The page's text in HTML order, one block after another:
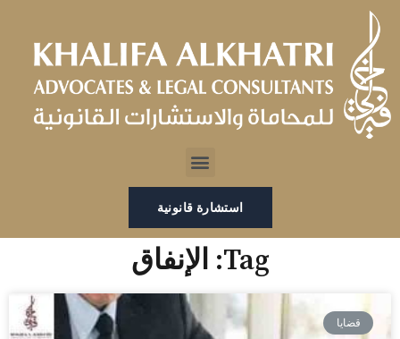
تخطي
المحتوى
Menu
استشارة قانونية
Tag: الإنفاق
قضايا